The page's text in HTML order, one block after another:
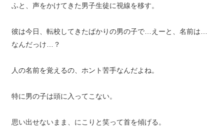
ふと、声をかけてきた男子生徒に視線を移す。
彼は今日、転校してきたばかりの男の子で…えーと、名前は…
なんだっけ…？
人の名前を覚えるの、ホント苦手なんだよね。
特に男の子は頭に入ってこない。
思い出せないまま、にこりと笑って首を傾げる。